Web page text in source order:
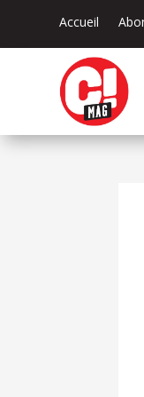
Accueil